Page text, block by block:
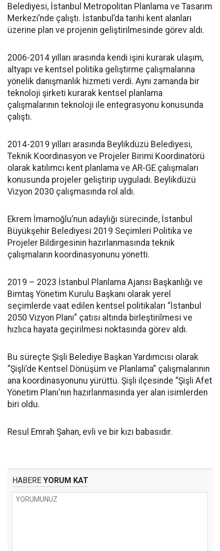
Belediyesi, İstanbul Metropolitan Planlama ve Tasarım
Merkezi’nde çalıştı. İstanbul’da tarihi kent alanları
üzerine plan ve projenin geliştirilmesinde görev aldı.
2006-2014 yılları arasında kendi işini kurarak ulaşım,
altyapı ve kentsel politika geliştirme çalışmalarına
yönelik danışmanlık hizmeti verdi. Aynı zamanda bir
teknoloji şirketi kurarak kentsel planlama
çalışmalarının teknoloji ile entegrasyonu konusunda
çalıştı.
2014-2019 yılları arasında Beylikdüzü Belediyesi,
Teknik Koordinasyon ve Projeler Birimi Koordinatörü
olarak katılımcı kent planlama ve AR-GE çalışmaları
konusunda projeler geliştirip uyguladı. Beylikdüzü
Vizyon 2030 çalışmasında rol aldı.
Ekrem İmamoğlu’nun adaylığı sürecinde, İstanbul
Büyükşehir Belediyesi 2019 Seçimleri Politika ve
Projeler Bildirgesinin hazırlanmasında teknik
çalışmaların koordinasyonunu yönetti.
2019 – 2023 İstanbul Planlama Ajansı Başkanlığı ve
Bimtaş Yönetim Kurulu Başkanı olarak yerel
seçimlerde vaat edilen kentsel politikaları “İstanbul
2050 Vizyon Planı” çatısı altında birleştirilmesi ve
hızlıca hayata geçirilmesi noktasında görev aldı.
Bu süreçte Şişli Belediye Başkan Yardımcısı olarak
“Şişli’de Kentsel Dönüşüm ve Planlama” çalışmalarının
ana koordinasyonunu yürüttü. Şişli ilçesinde “Şişli Afet
Yönetim Planı'nın hazırlanmasında yer alan isimlerden
biri oldu.
Resul Emrah Şahan, evli ve bir kızı babasıdır.
HABERE YORUM KAT